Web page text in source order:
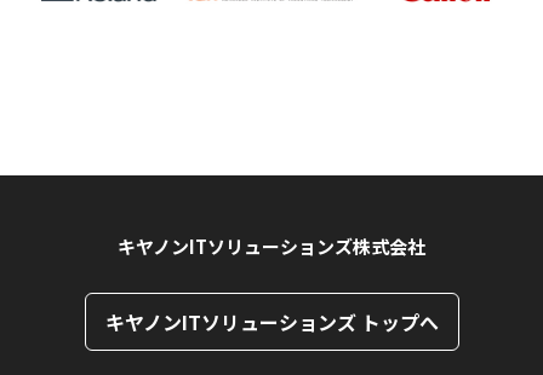
キヤノンITソリューションズ株式会社
キヤノンITソリューションズ トップへ